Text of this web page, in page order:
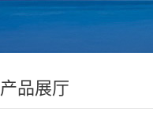
产品展厅